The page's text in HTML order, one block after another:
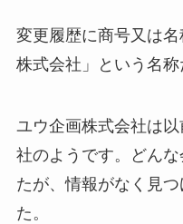
変更履歴に商号又は
株式会社」という名称
ユウ企画株式会社は
社のようです。どん
たが、情報がなく見
た。